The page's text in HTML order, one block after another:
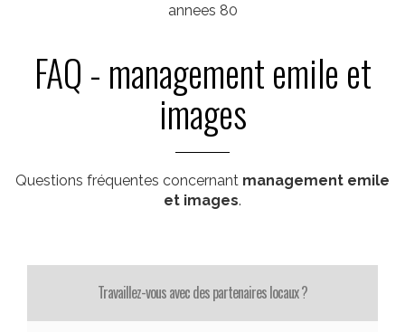
annees 80
FAQ - management emile et
images
Questions fréquentes concernant management emile
et images.
Travaillez-vous avec des partenaires locaux ?